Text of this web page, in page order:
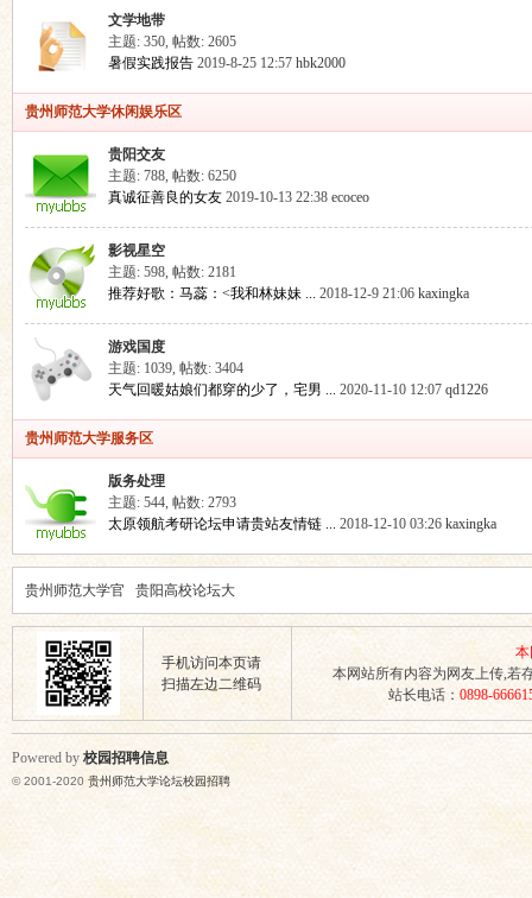
学
文学地带
主题: 350, 帖数: 2605
暑假实践报告 2019-8-25 12:57 hbk2000
贵州师范大学休闲娱乐区
贵阳交友
主题: 788, 帖数: 6250
真诚征善良的女友 2019-10-13 22:38 ecoceo
影视星空
主题: 598, 帖数: 2181
推荐好歌：马蕊：<我和林妹妹 ... 2018-12-9 21:06 kaxingka
游戏国度
主题: 1039, 帖数: 3404
天气回暖姑娘们都穿的少了，宅男 ... 2020-11-10 12:07 qd1226
贵州师范大学服务区
版务处理
主题: 544, 帖数: 2793
太原领航考研论坛申请贵站友情链 ... 2018-12-10 03:26 kaxingka
贵州师范大学官
方网站
贵阳高校论坛大
全
手机访问本页请
扫描左边二维码
本
本网站所有内容为网友上传,若
站长电话： 0898-
Powered by 校园招聘信息
© 2001-2020贵州师范大学论坛校园招聘